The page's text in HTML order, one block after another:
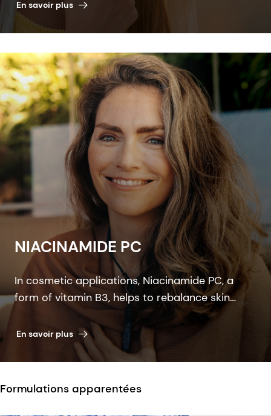
through the boundaries of UVB and UVA to
continue into the blue light spectrum.
En savoir plus
NIACINAMIDE PC
In cosmetic applications, Niacinamide PC, a
form of vitamin B3, helps to rebalance skin
pigmentation, refines pores and improves skin
elasticity. It helps to protect from UV and blue
light damage.
En savoir plus
Formulations apparentées